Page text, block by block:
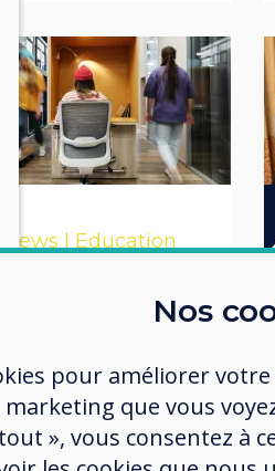
News | Education
étudiants ont
à jamais
Nos
pour améliorer
que vous
», vous consentez à